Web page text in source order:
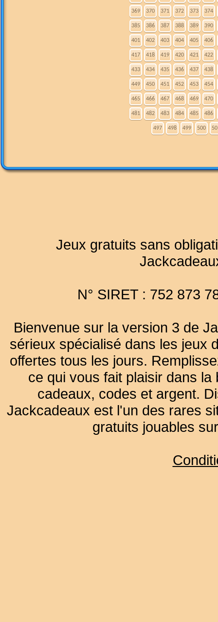
369 370 371 372 373 374
385 386 387 388 389 390
401 402 403 404 405 406
417 418 419 420 421 422
433 434 435 436 437 438
449 450 451 452 453 454
465 466 467 468 469 470
481 482 483 484 485 486
497 498 499 500
Jeux gratuits sans
N° SIRET : 752 873
Bienvenue sur la version 3 de
sérieux spécialisé dans les jeux
offertes tous les jours.
ce qui vous fait plaisir dans
cadeaux, codes et argent.
Jackcadeaux est l'un des rares
gratuits jouables